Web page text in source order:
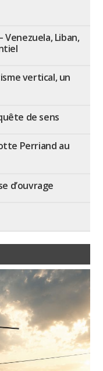
Liban,
vertical, un
de sens
Perriand au
d’ouvrage